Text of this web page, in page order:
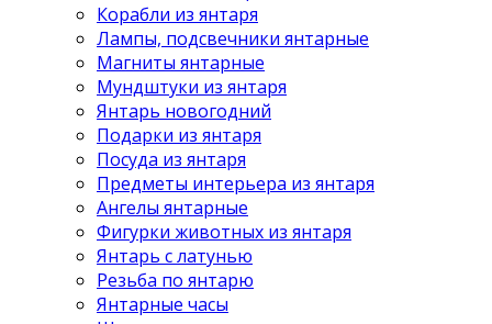
Корабли из янтаря
Лампы, подсвечники янтарные
Магниты янтарные
Мундштуки из янтаря
Янтарь новогодний
Подарки из янтаря
Посуда из янтаря
Предметы интерьера из янтаря
Ангелы янтарные
Фигурки животных из янтаря
Янтарь с латунью
Резьба по янтарю
Янтарные часы